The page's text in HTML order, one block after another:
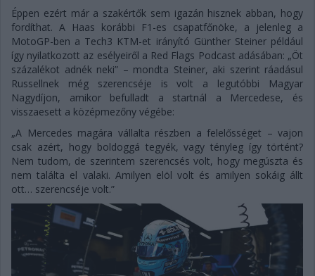
Éppen ezért már a szakértők sem igazán hisznek abban, hogy
fordíthat. A Haas korábbi F1-es csapatfőnöke, a jelenleg a
MotoGP-ben a Tech3 KTM-et irányító Günther Steiner például
így nyilatkozott az esélyeiről a Red Flags Podcast adásában: „Öt
százalékot adnék neki” – mondta Steiner, aki szerint ráadásul
Russellnek még szerencséje is volt a legutóbbi Magyar
Nagydíjon, amikor befulladt a startnál a Mercedese, és
visszaesett a középmezőny végébe:
„A Mercedes magára vállalta részben a felelősséget – vajon
csak azért, hogy boldoggá tegyék, vagy tényleg így történt?
Nem tudom, de szerintem szerencsés volt, hogy megúszta és
nem találta el valaki. Amilyen elöl volt és amilyen sokáig állt
ott… szerencséje volt.”